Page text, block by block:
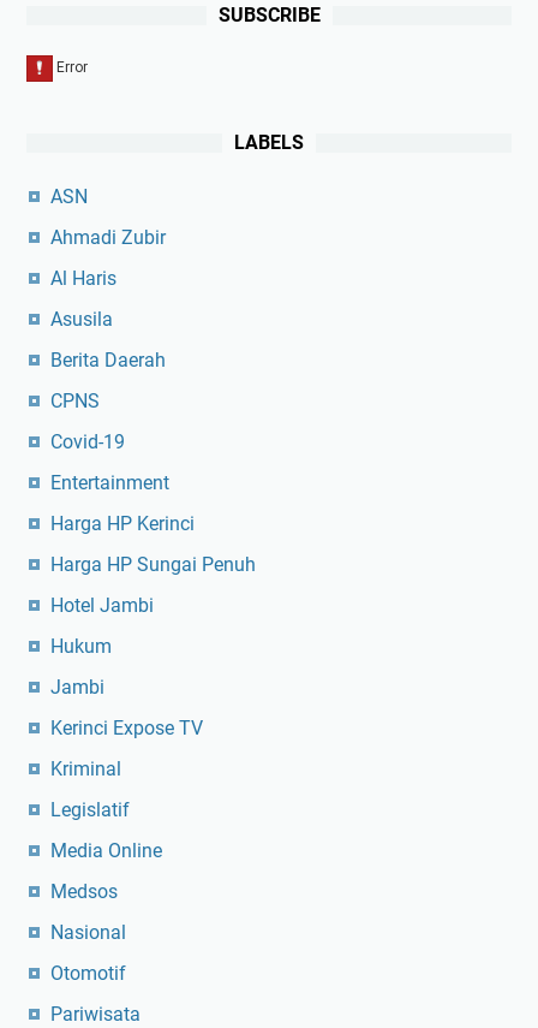
SUBSCRIBE
LABELS
ASN
Ahmadi Zubir
Al Haris
Asusila
Berita Daerah
CPNS
Covid-19
Entertainment
Harga HP Kerinci
Harga HP Sungai Penuh
Hotel Jambi
Hukum
Jambi
Kerinci Expose TV
Kriminal
Legislatif
Media Online
Medsos
Nasional
Otomotif
Pariwisata